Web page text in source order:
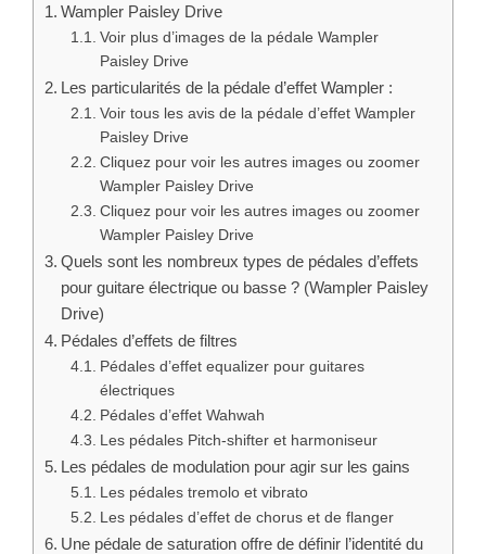
Wampler Paisley Drive
Voir plus d’images de la pédale Wampler
Paisley Drive
Les particularités de la pédale d’effet Wampler :
Voir tous les avis de la pédale d’effet Wampler
Paisley Drive
Cliquez pour voir les autres images ou zoomer
Wampler Paisley Drive
Cliquez pour voir les autres images ou zoomer
Wampler Paisley Drive
Quels sont les nombreux types de pédales d’effets
pour guitare électrique ou basse ? (Wampler Paisley
Drive)
Pédales d’effets de filtres
Pédales d’effet equalizer pour guitares
électriques
Pédales d’effet Wahwah
Les pédales Pitch-shifter et harmoniseur
Les pédales de modulation pour agir sur les gains
Les pédales tremolo et vibrato
Les pédales d’effet de chorus et de flanger
Une pédale de saturation offre de définir l’identité du